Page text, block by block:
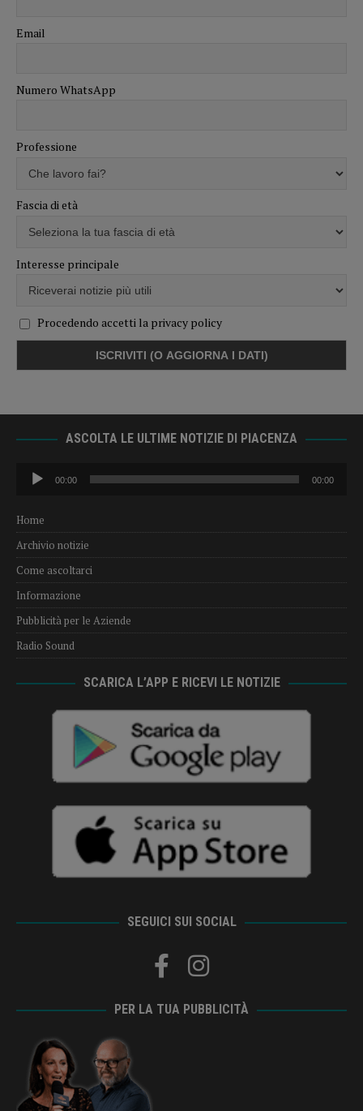
Email
Numero WhatsApp
Professione
Fascia di età
Interesse principale
Procedendo accetti la privacy policy
ASCOLTA LE ULTIME NOTIZIE DI PIACENZA
Audio
Player
00:00 00:00
Home
Archivio notizie
Come ascoltarci
Informazione
Pubblicità per le Aziende
Radio Sound
SCARICA L’APP E RICEVI LE NOTIZIE
SEGUICI SUI SOCIAL
PER LA TUA PUBBLICITÀ